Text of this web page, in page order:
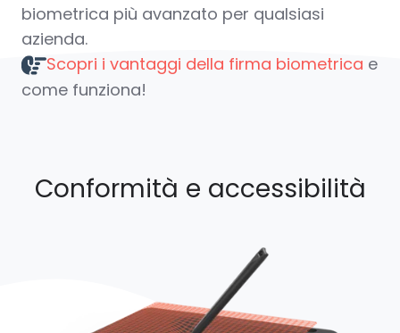
biometrica più avanzato per qualsiasi
azienda.
Scopri i vantaggi della firma biometrica e
come funziona!
Conformità e accessibilità